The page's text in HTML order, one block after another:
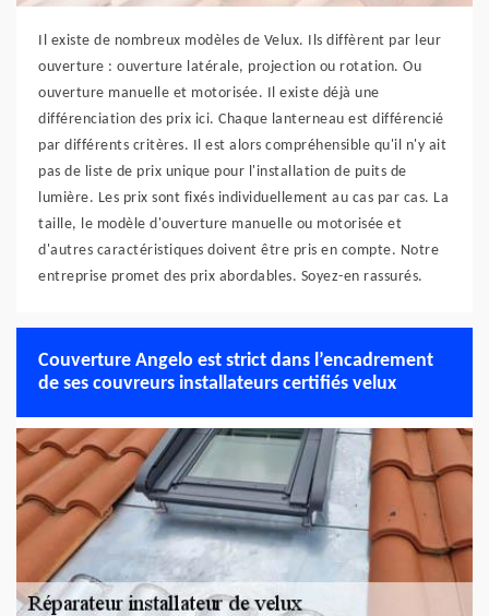
Il existe de nombreux modèles de Velux. Ils diffèrent par leur
ouverture : ouverture latérale, projection ou rotation. Ou
ouverture manuelle et motorisée. Il existe déjà une
différenciation des prix ici. Chaque lanterneau est différencié
par différents critères. Il est alors compréhensible qu'il n'y ait
pas de liste de prix unique pour l'installation de puits de
lumière. Les prix sont fixés individuellement au cas par cas. La
taille, le modèle d'ouverture manuelle ou motorisée et
d'autres caractéristiques doivent être pris en compte. Notre
entreprise promet des prix abordables. Soyez-en rassurés.
Couverture Angelo est strict dans l’encadrement
de ses couvreurs installateurs certifiés velux